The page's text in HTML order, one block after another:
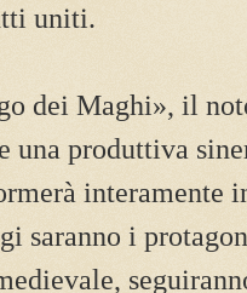
uniti.
dei Maghi», il
una produttiva
interamente
saranno i